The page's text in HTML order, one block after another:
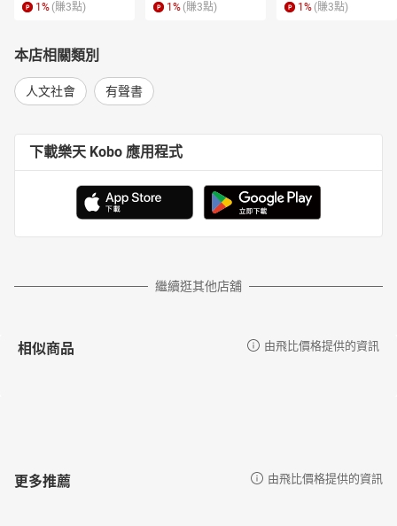
1 % (賺3點) 1 % (賺3點) 1 % (賺3點)
本店相關類別
人文社會 有聲書
下載樂天 Kobo 應用程式
繼續逛其他店舖
相似商品 由飛比價格提供的資訊
更多推薦 由飛比價格提供的資訊